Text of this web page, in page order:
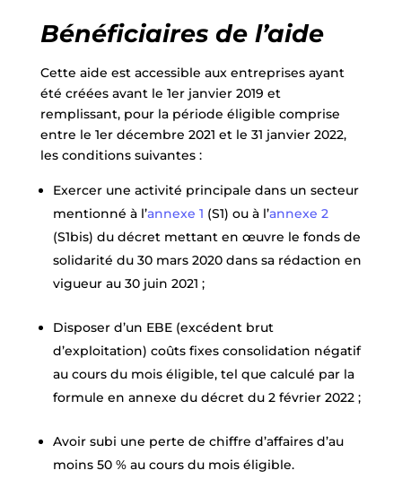
​Bénéficiaires de l’aide
Cette aide est accessible aux entreprises ayant
été créées avant le 1er janvier 2019 et
remplissant, pour la période éligible comprise
entre le 1er décembre 2021 et le 31 janvier 2022,
les conditions suivantes :
Exercer une activité principale dans un secteur
mentionné à l’annexe 1 (S1) ou à l’annexe 2
(S1bis) du décret mettant en œuvre le fonds de
solidarité du 30 mars 2020 dans sa rédaction en
vigueur au 30 juin 2021 ;
Disposer d’un EBE (excédent brut
d’exploitation) coûts fixes consolidation négatif
au cours du mois éligible, tel que calculé par la
formule en annexe du décret du 2 février 2022 ;
Avoir subi une perte de chiffre d’affaires d’au
moins 50 % au cours du mois éligible.